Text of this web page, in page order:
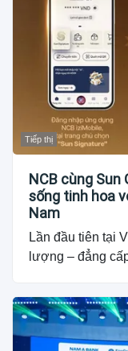
Tiếp thị
NCB cùng Sun
sống tinh hoa
Nam
Lần đầu tiên tại
lượng – đẳng